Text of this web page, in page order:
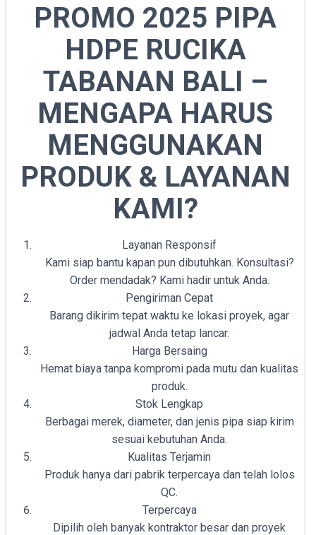
PROMO 2025 PIPA
HDPE RUCIKA
TABANAN BALI –
MENGAPA HARUS
MENGGUNAKAN
PRODUK & LAYANAN
KAMI?
Layanan Responsif
Kami siap bantu kapan pun dibutuhkan. Konsultasi?
Order mendadak? Kami hadir untuk Anda.
Pengiriman Cepat
Barang dikirim tepat waktu ke lokasi proyek, agar
jadwal Anda tetap lancar.
Harga Bersaing
Hemat biaya tanpa kompromi pada mutu dan kualitas
produk.
Stok Lengkap
Berbagai merek, diameter, dan jenis pipa siap kirim
sesuai kebutuhan Anda.
Kualitas Terjamin
Produk hanya dari pabrik terpercaya dan telah lolos
QC.
Terpercaya
Dipilih oleh banyak kontraktor besar dan proyek